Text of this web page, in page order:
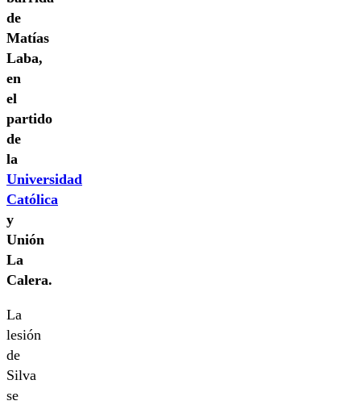
de
Matías
Laba,
en
el
partido
de
la
Universidad
Católica
y
Unión
La
Calera.
La
lesión
de
Silva
se